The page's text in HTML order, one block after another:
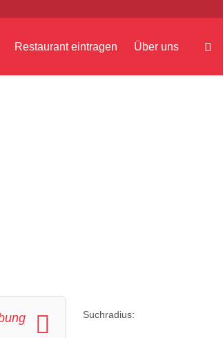
Restaurant eintragen Über uns
Suchradius: